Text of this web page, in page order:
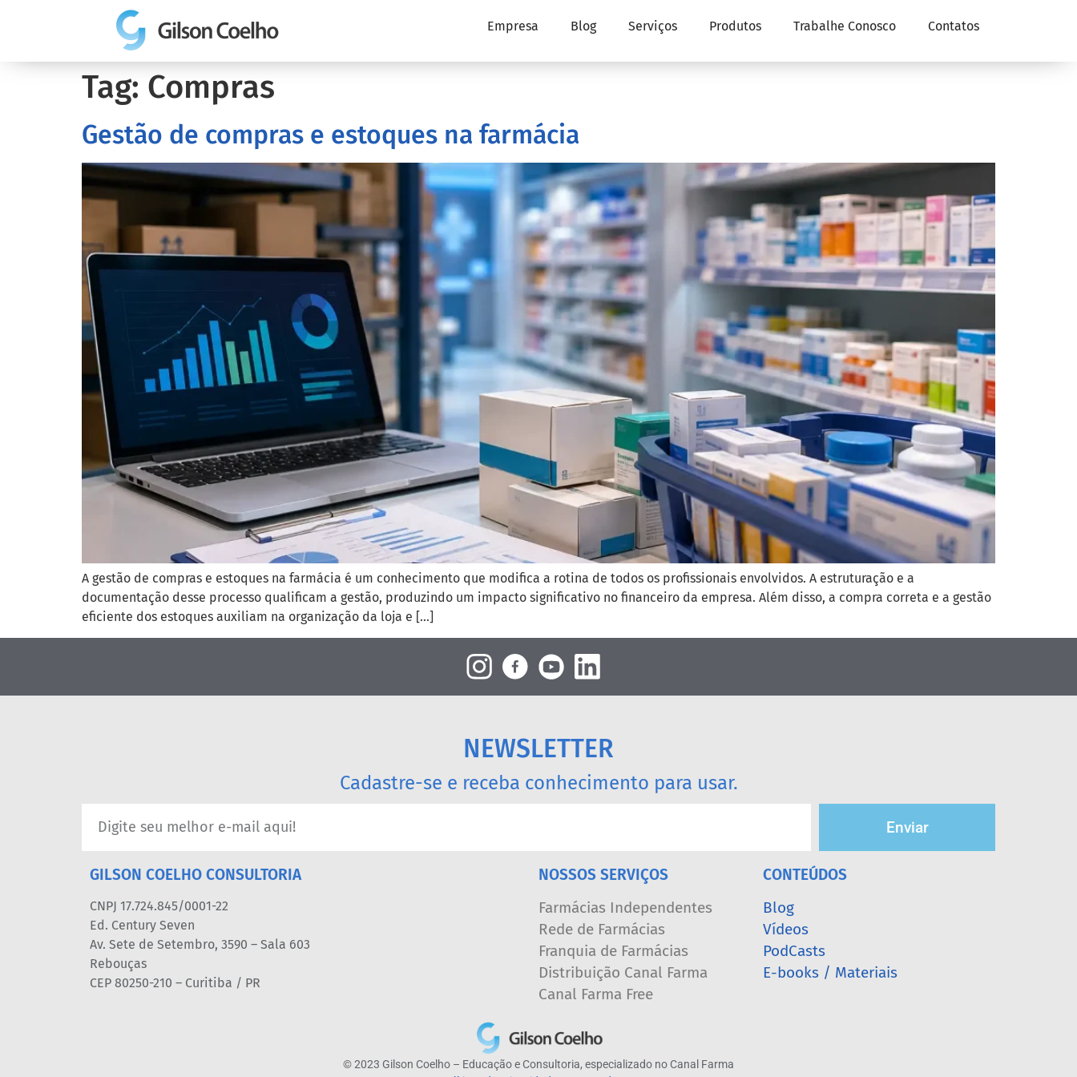
Empresa Blog Serviços Produtos Trabalhe Conosco Contatos
Tag: Compras
Gestão de compras e estoques na farmácia
A gestão de compras e estoques na farmácia é um conhecimento que modifica a rotina de todos os profissionais envolvidos. A estruturação e a
documentação desse processo qualificam a gestão, produzindo um impacto significativo no financeiro da empresa. Além disso, a compra correta e a gestão
eficiente dos estoques auxiliam na organização da loja e […]
NEWSLETTER
Cadastre-se e receba conhecimento para usar.
Enviar
GILSON COELHO CONSULTORIA
CNPJ 17.724.845/0001-22
Ed. Century Seven
Av. Sete de Setembro, 3590 – Sala 603
Rebouças
CEP 80250-210 – Curitiba / PR
NOSSOS SERVIÇOS
Farmácias Independentes
Rede de Farmácias
Franquia de Farmácias
Distribuição Canal Farma
Canal Farma Free
CONTEÚDOS
Blog
Vídeos
PodCasts
E-books / Materiais
© 2023 Gilson Coelho – Educação e Consultoria, especializado no Canal Farma